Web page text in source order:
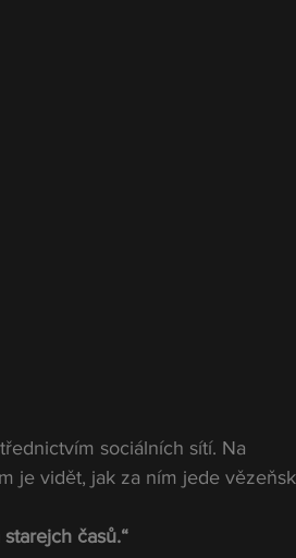
sociálních sítí. Na
je vidět, jak za ním jede
časů.“